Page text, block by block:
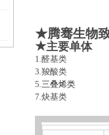
★腾骞生物
★主要单体
1.醛基
3.羧酸
5.三叠烯类
7.炔基类